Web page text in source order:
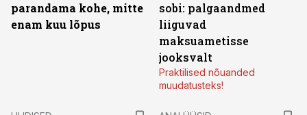
parandama kohe, mitte
enam kuu lõpus
sobi: palgaandmed
liiguvad
maksuametisse
jooksvalt
Praktilised nõuanded
muudatusteks!